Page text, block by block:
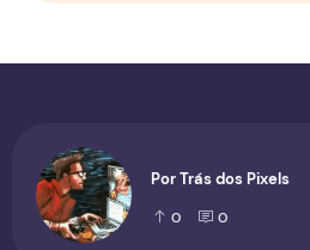
Por Trás dos Pixels
0 0